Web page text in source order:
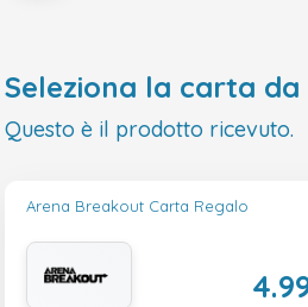
Seleziona la carta da
Questo è il prodotto ricevuto.
Arena Breakout Carta Regalo